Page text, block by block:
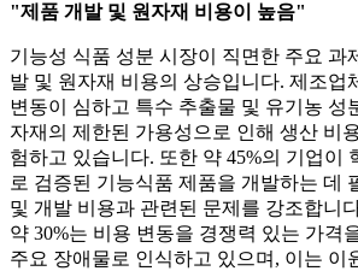
"제품 개발 및 원자재 비용이 높음"
기능성 식품 성분 시장이 직면한 주요 과
발 및 원자재 비용의 상승입니다. 제조업
변동이 심하고 특수 추출물 및 유기농 성
자재의 제한된 가용성으로 인해 생산 비
험하고 있습니다. 또한 약 45%의 기업이
로 검증된 기능식품 제품을 개발하는 데
및 개발 비용과 관련된 문제를 강조합니
약 30%는 비용 변동을 경쟁력 있는 가격
주요 장애물로 인식하고 있으며, 이는 이